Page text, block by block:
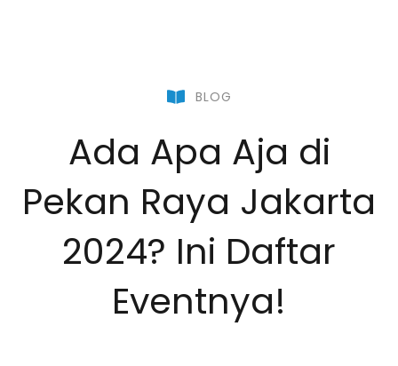
BLOG
Ada Apa Aja di
Pekan Raya Jakarta
2024? Ini Daftar
Eventnya!